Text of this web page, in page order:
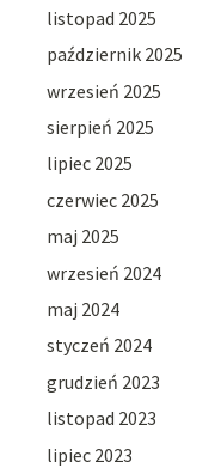
listopad 2025
październik 2025
wrzesień 2025
sierpień 2025
lipiec 2025
czerwiec 2025
maj 2025
wrzesień 2024
maj 2024
styczeń 2024
grudzień 2023
listopad 2023
lipiec 2023